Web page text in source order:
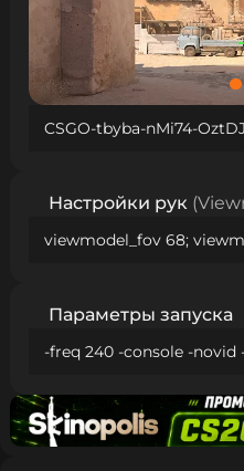
CSGO-tbyba-nMi74-
Настройки рук
Параметры запуска
-freq 240 -console -novid